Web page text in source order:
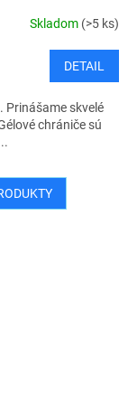
Skladom (>5 ks)
DETAIL
Prinášame skvelé
chrániče sú